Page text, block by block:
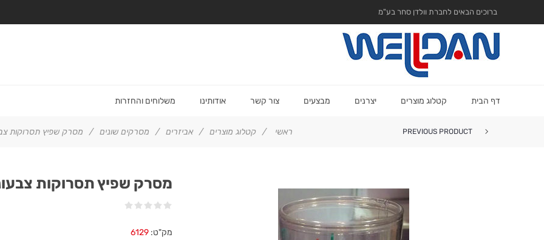
ברוכים הבאים לחברת וולדן סחר בע"מ
דף הבית קטלוג מוצרים יצרנים מבצעים צור קשר אודותינו משלוחים והחזרות
ראשי / קטלוג מוצרים / אביזרים / מסרקים שונים / מסרק שפיץ תסרוקות PREVIOUS PRODUCT
מסרק שפיץ תסרוקות
מק"ט: 6129